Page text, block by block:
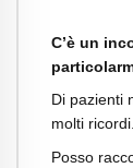
C’è un
Di pazienti
molti ricordi.
Posso